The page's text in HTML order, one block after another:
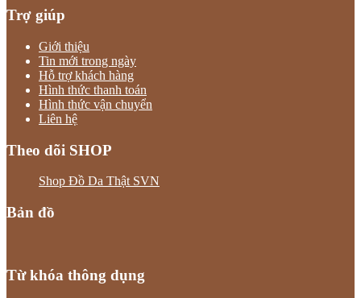
Trợ giúp
Giới thiệu
Tin mới trong ngày
Hỗ trợ khách hàng
Hình thức thanh toán
Hình thức vận chuyển
Liên hệ
Theo dõi SHOP
Shop Đồ Da Thật SVN
Bản đồ
Từ khóa thông dụng